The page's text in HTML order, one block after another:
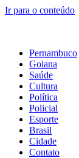
Ir para o conteúdo
Pernambuco
Goiana
Saúde
Cultura
Política
Policial
Esporte
Brasil
Cidade
Contato